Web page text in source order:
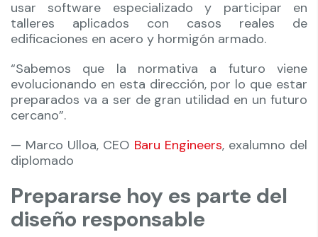
usar software especializado y participar en
talleres aplicados con casos reales de
edificaciones en acero y hormigón armado.
“Sabemos que la normativa a futuro viene
evolucionando en esta dirección, por lo que estar
preparados va a ser de gran utilidad en un futuro
cercano”.
— Marco Ulloa, CEO Baru Engineers, exalumno del
diplomado
Prepararse hoy es parte del
diseño responsable